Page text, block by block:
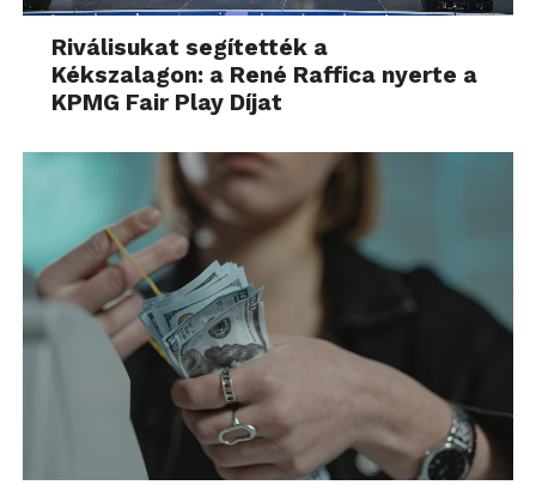
Riválisukat segítették a
Kékszalagon: a René Raffica nyerte a
KPMG Fair Play Díjat